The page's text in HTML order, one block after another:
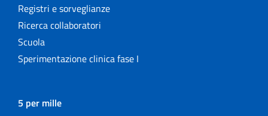
Registri e sorveglianze
Ricerca collaboratori
Scuola
Sperimentazione clinica fase I
5 per mille